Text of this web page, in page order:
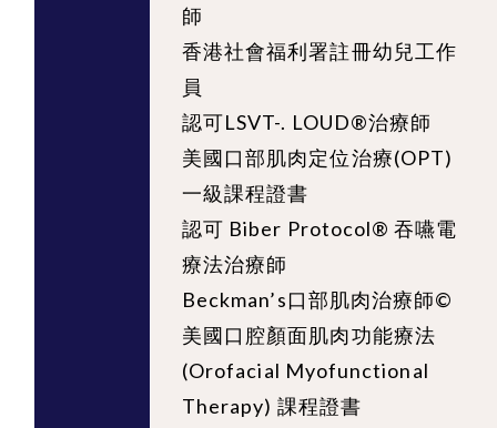
師
香港社會福利署註冊幼兒工作
員
認可LSVT-. LOUD®治療師
美國口部肌肉定位治療(OPT)
一級課程證書
認可 Biber Protocol®️ 吞嚥電
療法治療師
Beckman’s口部肌肉治療師©
美國口腔顏面肌肉功能療法
(Orofacial Myofunctional
Therapy) 課程證書